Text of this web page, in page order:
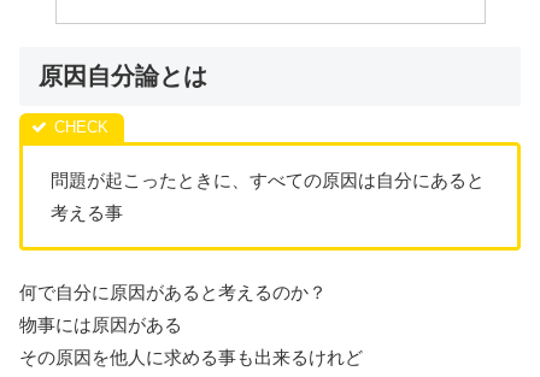
原因自分論とは
問題が起こったときに、すべての原因は自分にあると
考える事
何で自分に原因があると考えるのか？
物事には原因がある
その原因を他人に求める事も出来るけれど